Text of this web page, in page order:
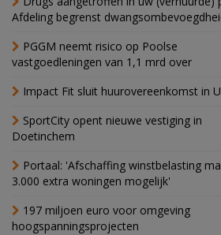
Afdeling begrenst
PGGM neemt risico op Poolse
vastgoedleningen van 1,1 mrd over
Impact Fit sluit huurovereenkomst in
SportCity opent nieuwe vestiging in
Doetinchem
Portaal: 'Afschaffing winstbelasting
3.000 extra woningen mogelijk'
197 miljoen euro voor omgeving
hoogspanningsprojecten